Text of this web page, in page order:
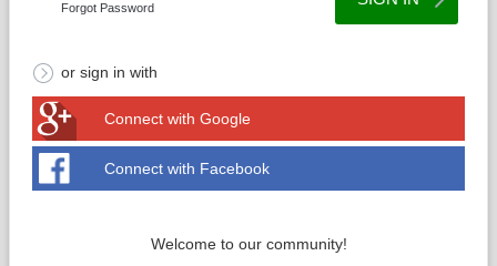
Forgot Password
or sign in with
Connect with Google
Connect with Facebook
Welcome to our community!